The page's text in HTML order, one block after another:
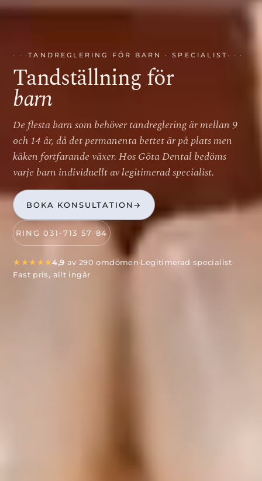
TANDREGLERING FÖR BARN · SPECIALIST
Tandställning för
barn
De flesta barn som behöver tandreglering är mellan 9
och 14 år, då det permanenta bettet är på plats men
käken fortfarande växer. Hos Göta Dental bedöms
varje barn individuellt av legitimerad specialist.
BOKA KONSULTATION→
RING 031-713 57 84
★★★★★4,9 av 290 omdömen·Legitimerad specialist·
Fast pris, allt ingår